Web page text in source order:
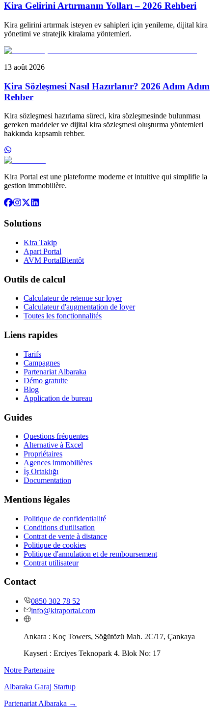
Kira Gelirini Artırmanın Yolları – 2026 Rehberi
Kira gelirini artırmak isteyen ev sahipleri için yenileme, dijital kira
yönetimi ve stratejik kiralama yöntemleri.
13 août 2026
Kira Sözleşmesi Nasıl Hazırlanır? 2026 Adım Adım
Rehber
Kira sözleşmesi hazırlama süreci, kira sözleşmesinde bulunması
gereken maddeler ve dijital kira sözleşmesi oluşturma yöntemleri
hakkında kapsamlı rehber.
Kira Portal est une plateforme moderne et intuitive qui simplifie la
gestion immobilière.
Solutions
Kira Takip
Apart Portal
AVM PortalBientôt
Outils de calcul
Calculateur de retenue sur loyer
Calculateur d'augmentation de loyer
Toutes les fonctionnalités
Liens rapides
Tarifs
Campagnes
Partenariat Albaraka
Démo gratuite
Blog
Application de bureau
Guides
Questions fréquentes
Alternative à Excel
Propriétaires
Agences immobilières
İş Ortaklığı
Documentation
Mentions légales
Politique de confidentialité
Conditions d'utilisation
Contrat de vente à distance
Politique de cookies
Politique d'annulation et de remboursement
Contrat utilisateur
Contact
0850 302 78 52
info@kiraportal.com
Ankara : Koç Towers, Söğütözü Mah. 2C/17, Çankaya
Kayseri : Erciyes Teknopark 4. Blok No: 17
Notre Partenaire
Albaraka Garaj Startup
Partenariat Albaraka →